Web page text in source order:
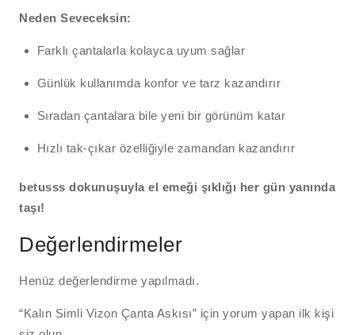
Neden Seveceksin:
Farklı çantalarla kolayca uyum sağlar
Günlük kullanımda konfor ve tarz kazandırır
Sıradan çantalara bile yeni bir görünüm katar
Hızlı tak-çıkar özelliğiyle zamandan kazandırır
betusss dokunuşuyla el emeği şıklığı her gün yanında
taşı!
Değerlendirmeler
Henüz değerlendirme yapılmadı.
“Kalın Simli Vizon Çanta Askısı” için yorum yapan ilk kişi